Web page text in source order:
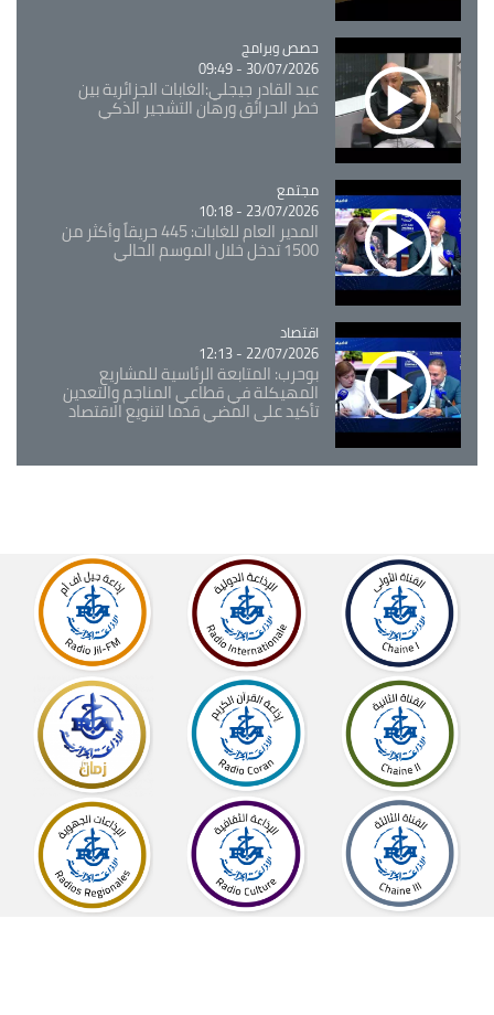
Catégorie
حصص وبرامج
30/07/2026 - 09:49
عبد القادر جيجلي:الغابات الجزائرية بين
خطر الحرائق ورهان التشجير الذكي
Catégorie
مجتمع
23/07/2026 - 10:18
المدير العام للغابات: 445 حريقاً وأكثر من
1500 تدخل خلال الموسم الحالي
Catégorie
اقتصاد
22/07/2026 - 12:13
بوحرب: المتابعة الرئاسية للمشاريع
المهيكلة في قطاعي المناجم والتعدين
تأكيد على المضي قدما لتنويع الاقتصاد